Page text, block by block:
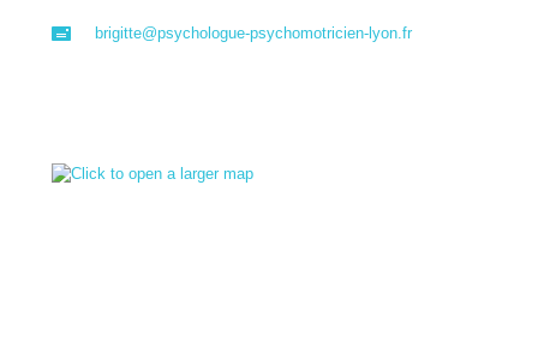
brigitte@psychologue-psychomotricien-lyon.fr